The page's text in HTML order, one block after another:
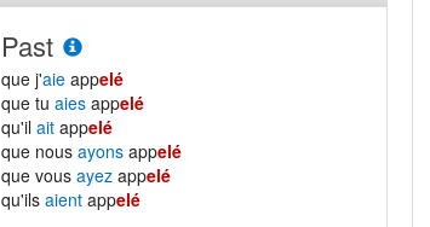
Past
que j'aie appelé
que tuaies appelé
qu'ilait appelé
que nousayons appelé
que vousayez appelé
qu'ilsaient appelé